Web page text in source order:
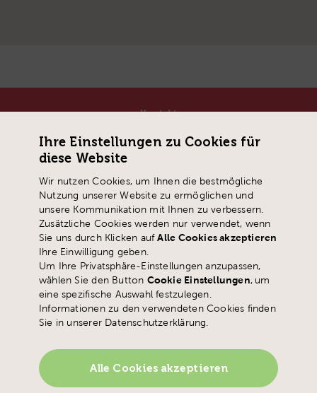
Kontakt
Zaystrasse 42
CH-6410 Goldau
T+41 41 859 05 90
info@phsz.ch
Ihre Einstellungen zu Cookies für
diese Website
Wir nutzen Cookies, um Ihnen die bestmögliche
Nutzung unserer Website zu ermöglichen und
unsere Kommunikation mit Ihnen zu verbessern.
Zusätzliche Cookies werden nur verwendet, wenn
Sie uns durch Klicken aufAlle Cookies akzeptieren
Ihre Einwilligung geben.
Um Ihre Privatsphäre-Einstellungen anzupassen,
wählen Sie den Button Cookie Einstellungen, um
eine spezifische Auswahl festzulegen.
Informationen zu den verwendeten Cookies finden
Sie in unserer Datenschutzerklärung.
Alle Cookies akzeptieren